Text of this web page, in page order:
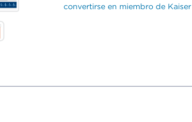
convertirse en miembro de